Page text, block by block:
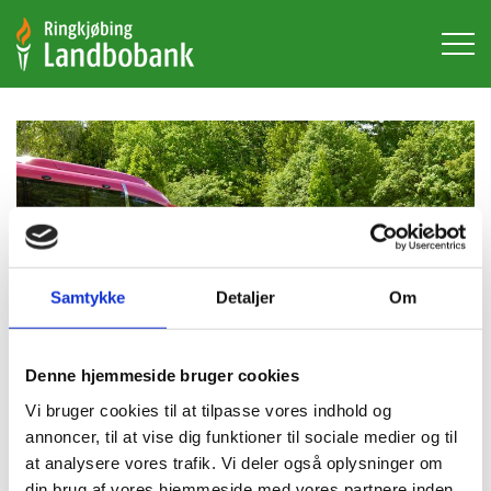
Samtykke Detaljer Om
Denne hjemmeside bruger cookies
Vi bruger cookies til at tilpasse vores indhold og
annoncer, til at vise dig funktioner til sociale medier og til
at analysere vores trafik. Vi deler også oplysninger om
hovedindhold
Hjernesagen